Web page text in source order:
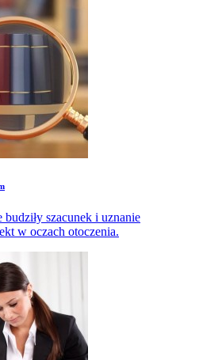
szacunek i uznanie
w oczach otoczenia.